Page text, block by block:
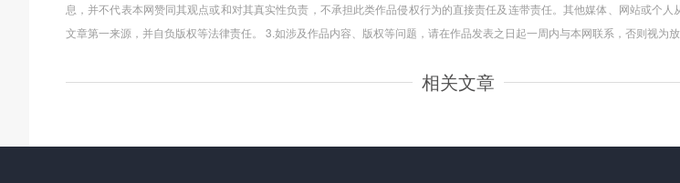
息，并不代表本网赞同其观点或和对其真实性负责，不承担此类作品侵权行为的直接责任及连带责任。其他媒体、网站或个人
文章第一来源，并自负版权等法律责任。 3.如涉及作品内容、版权等问题，请在作品发表之日起一周内与本网联系，否则视为放
相关文章